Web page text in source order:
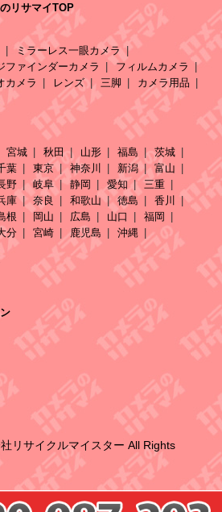
リサマイTOP
ミラーレス一眼カメラ
ファインダーカメラ
フィルムカメラ
カメラ レンズ 三脚 カメラ用品
宮城 秋田 山形 福島
茨城
葉 東京 神奈川 新潟
富山
野 岐阜 静岡 愛知
三重
庫 奈良 和歌山 徳島
香川
根 岡山 広島 山口
福岡
分 宮崎 鹿児島 沖縄
リサイクルマイスター All Rights